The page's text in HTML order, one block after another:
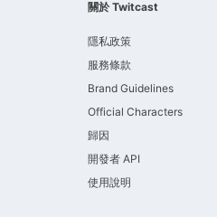
關於 Twitcast
隱私政策
服務條款
Brand Guidelines
Official Characters
歸因
開發者 API
使用說明